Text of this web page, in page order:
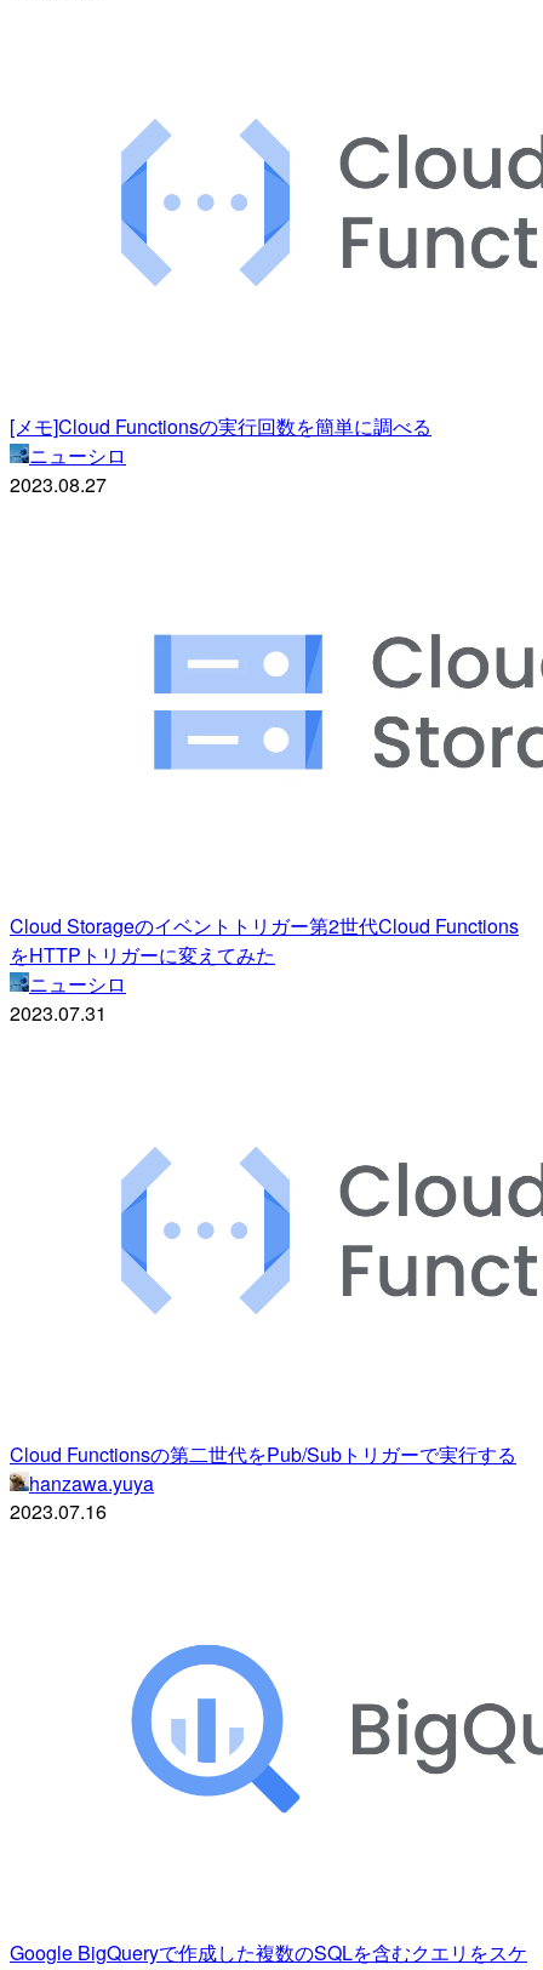
[メモ]Cloud Functionsの実行回数を簡単に調べる
ニューシロ
2023.08.27
Cloud Storageのイベントトリガー第2世代Cloud Functions
をHTTPトリガーに変えてみた
ニューシロ
2023.07.31
Cloud Functionsの第二世代をPub/Subトリガーで実行する
hanzawa.yuya
2023.07.16
Google BigQueryで作成した複数のSQLを含むクエリをスケ